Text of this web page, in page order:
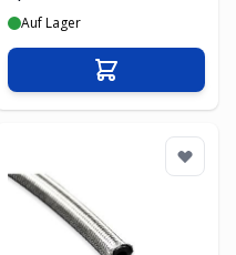
Auf Lager
In den